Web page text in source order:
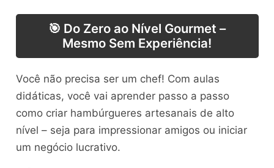
🎯 Do Zero ao Nível Gourmet –
Mesmo Sem Experiência!
Você não precisa ser um chef! Com aulas
didáticas, você vai aprender passo a passo
como criar hambúrgueres artesanais de alto
nível – seja para impressionar amigos ou iniciar
um negócio lucrativo.